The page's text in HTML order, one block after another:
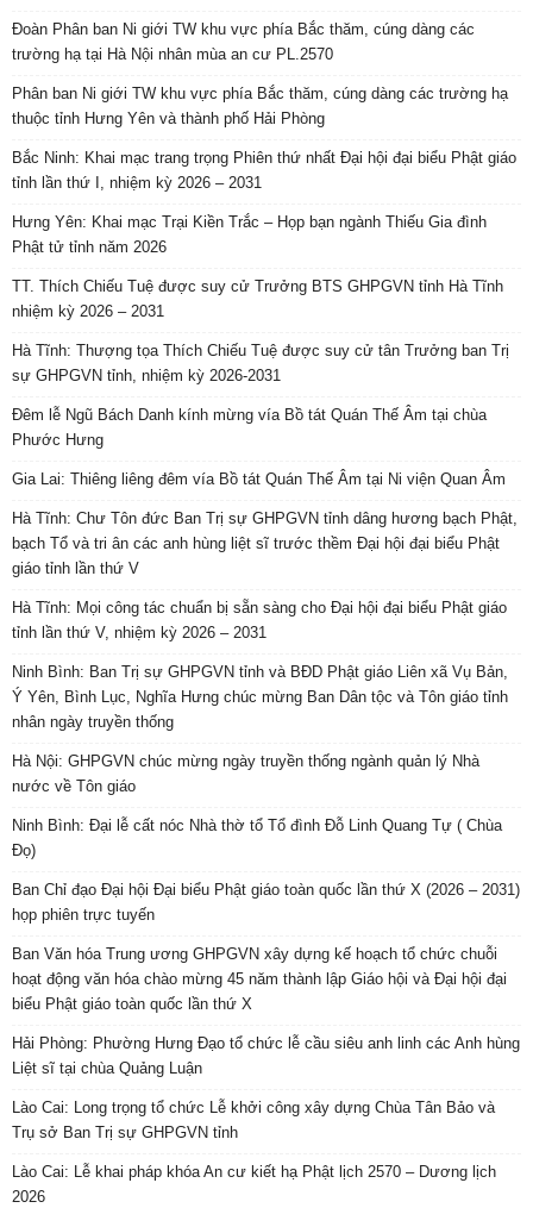
Đoàn Phân ban Ni giới TW khu vực phía Bắc thăm, cúng dàng các
trường hạ tại Hà Nội nhân mùa an cư PL.2570
Phân ban Ni giới TW khu vực phía Bắc thăm, cúng dàng các trường hạ
thuộc tỉnh Hưng Yên và thành phố Hải Phòng
Bắc Ninh: Khai mạc trang trọng Phiên thứ nhất Đại hội đại biểu Phật giáo
tỉnh lần thứ I, nhiệm kỳ 2026 – 2031
Hưng Yên: Khai mạc Trại Kiền Trắc – Họp bạn ngành Thiếu Gia đình
Phật tử tỉnh năm 2026
TT. Thích Chiếu Tuệ được suy cử Trưởng BTS GHPGVN tỉnh Hà Tĩnh
nhiệm kỳ 2026 – 2031
Hà Tĩnh: Thượng tọa Thích Chiếu Tuệ được suy cử tân Trưởng ban Trị
sự GHPGVN tỉnh, nhiệm kỳ 2026-2031
Đêm lễ Ngũ Bách Danh kính mừng vía Bồ tát Quán Thế Âm tại chùa
Phước Hưng
Gia Lai: Thiêng liêng đêm vía Bồ tát Quán Thế Âm tại Ni viện Quan Âm
Hà Tĩnh: Chư Tôn đức Ban Trị sự GHPGVN tỉnh dâng hương bạch Phật,
bạch Tổ và tri ân các anh hùng liệt sĩ trước thềm Đại hội đại biểu Phật
giáo tỉnh lần thứ V
Hà Tĩnh: Mọi công tác chuẩn bị sẵn sàng cho Đại hội đại biểu Phật giáo
tỉnh lần thứ V, nhiệm kỳ 2026 – 2031
Ninh Bình: Ban Trị sự GHPGVN tỉnh và BĐD Phật giáo Liên xã Vụ Bản,
Ý Yên, Bình Lục, Nghĩa Hưng chúc mừng Ban Dân tộc và Tôn giáo tỉnh
nhân ngày truyền thống
Hà Nội: GHPGVN chúc mừng ngày truyền thống ngành quản lý Nhà
nước về Tôn giáo
Ninh Bình: Đại lễ cất nóc Nhà thờ tổ Tổ đình Đỗ Linh Quang Tự ( Chùa
Đọ)
Ban Chỉ đạo Đại hội Đại biểu Phật giáo toàn quốc lần thứ X (2026 – 2031)
họp phiên trực tuyến
Ban Văn hóa Trung ương GHPGVN xây dựng kế hoạch tổ chức chuỗi
hoạt động văn hóa chào mừng 45 năm thành lập Giáo hội và Đại hội đại
biểu Phật giáo toàn quốc lần thứ X
Hải Phòng: Phường Hưng Đạo tổ chức lễ cầu siêu anh linh các Anh hùng
Liệt sĩ tại chùa Quảng Luận
Lào Cai: Long trọng tổ chức Lễ khởi công xây dựng Chùa Tân Bảo và
Trụ sở Ban Trị sự GHPGVN tỉnh
Lào Cai: Lễ khai pháp khóa An cư kiết hạ Phật lịch 2570 – Dương lịch
2026